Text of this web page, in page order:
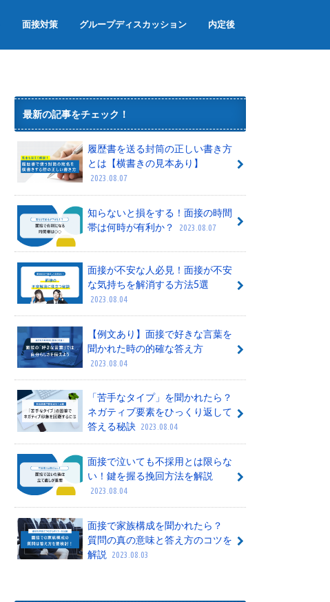
面接対策
面接のマナー
面接でよく聞かれる質問
グループディスカッション
グループワーク
内定後
内定辞退
内定者懇親会
内定式
最新の記事をチェック！
履歴書を送る封筒の正しい書き方
とは【横書きの見本あり】
2023.08.07
知らないと損をする！面接の時間
帯は何時が有利か？
2023.08.07
面接が不安な人必見！面接が不安
な気持ちを解消する方法5選
2023.08.04
【例文あり】面接で好きな言葉を
聞かれた時の的確な答え方
2023.08.04
「苦手なタイプ」を聞かれたら？
ネガティブ要素をひっくり返して
答える秘訣 2023.08.04
面接で泣いても不採用とは限らな
い！鍵を握る挽回方法を解説
2023.08.04
面接で家族構成を聞かれたら？
質問の真の意味と答え方のコツを
解説
2023.08.03